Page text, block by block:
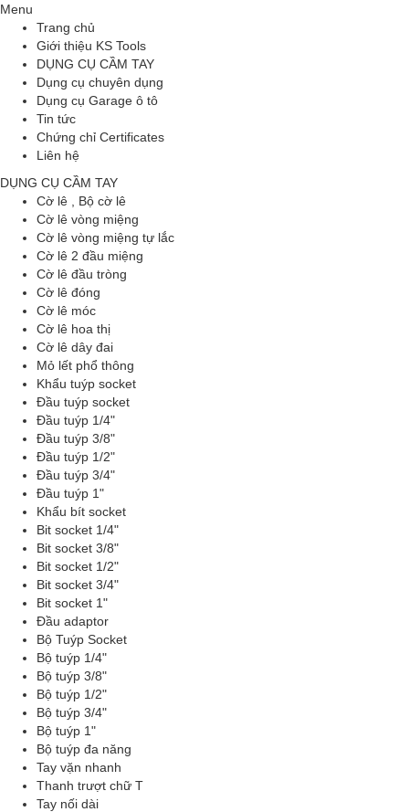
Menu
Trang chủ
Giới thiệu KS Tools
DỤNG CỤ CẦM TAY
Dụng cụ chuyên dụng
Dụng cụ Garage ô tô
Tin tức
Chứng chỉ Certificates
Liên hệ
DỤNG CỤ CẦM TAY
Cờ lê , Bộ cờ lê
Cờ lê vòng miệng
Cờ lê vòng miệng tự lắc
Cờ lê 2 đầu miệng
Cờ lê đầu tròng
Cờ lê đóng
Cờ lê móc
Cờ lê hoa thị
Cờ lê dây đai
Mỏ lết phổ thông
Khẩu tuýp socket
Đầu tuýp socket
Đầu tuýp 1/4"
Đầu tuýp 3/8"
Đầu tuýp 1/2"
Đầu tuýp 3/4"
Đầu tuýp 1"
Khẩu bít socket
Bit socket 1/4"
Bit socket 3/8"
Bit socket 1/2"
Bit socket 3/4"
Bit socket 1"
Đầu adaptor
Bộ Tuýp Socket
Bộ tuýp 1/4"
Bộ tuýp 3/8"
Bộ tuýp 1/2"
Bộ tuýp 3/4"
Bộ tuýp 1"
Bộ tuýp đa năng
Tay vặn nhanh
Thanh trượt chữ T
Tay nối dài